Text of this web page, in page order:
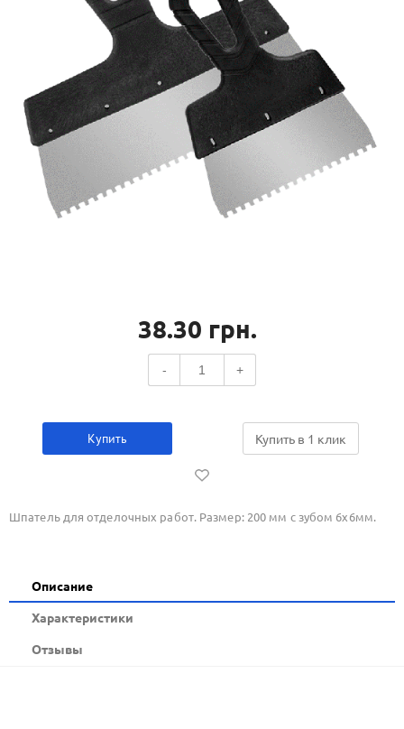
38.30 грн.
- +
Купить Купить в 1 клик
Шпатель для отделочных работ. Размер: 200 мм с зубом 6х6мм.
Описание
Xарактеристики
Отзывы